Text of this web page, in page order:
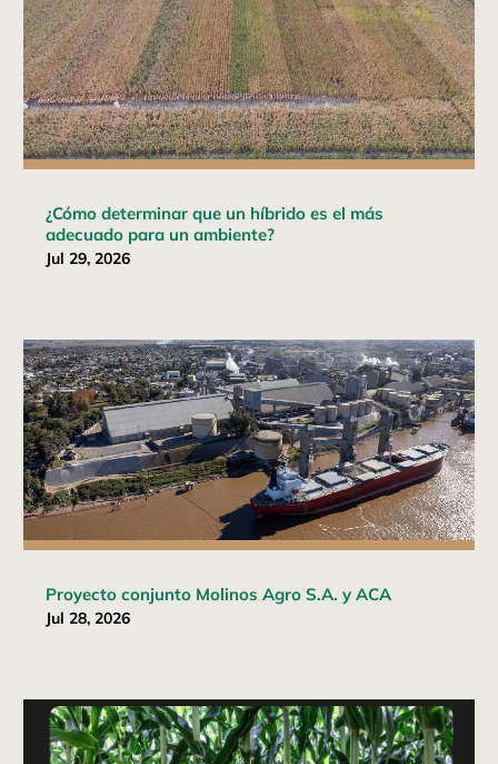
¿Cómo determinar que un híbrido es el más
adecuado para un ambiente?
Jul 29, 2026
Proyecto conjunto Molinos Agro S.A. y ACA
Jul 28, 2026